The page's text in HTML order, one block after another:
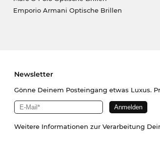
Emporio Armani Optische Brillen
Newsletter
Gönne Deinem Posteingang etwas Luxus.
Weitere Informationen zur Verarbeitung